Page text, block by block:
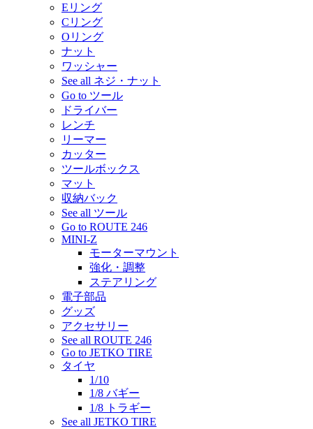
Eリング
Cリング
Oリング
ナット
ワッシャー
See all ネジ・ナット
Go to ツール
ドライバー
レンチ
リーマー
カッター
ツールボックス
マット
収納バック
See all ツール
Go to ROUTE 246
MINI-Z
モーターマウント
強化・調整
ステアリング
電子部品
グッズ
アクセサリー
See all ROUTE 246
Go to JETKO TIRE
タイヤ
1/10
1/8 バギー
1/8 トラギー
See all JETKO TIRE